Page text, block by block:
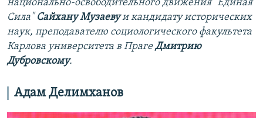
национально-освободительного движения "Единая
Сила" Сайхану Музаевуи кандидату исторических
наук, преподавателю социологического факультета
Карлова университета в ПрагеДмитрию
Дубровскому.
Адам Делимханов